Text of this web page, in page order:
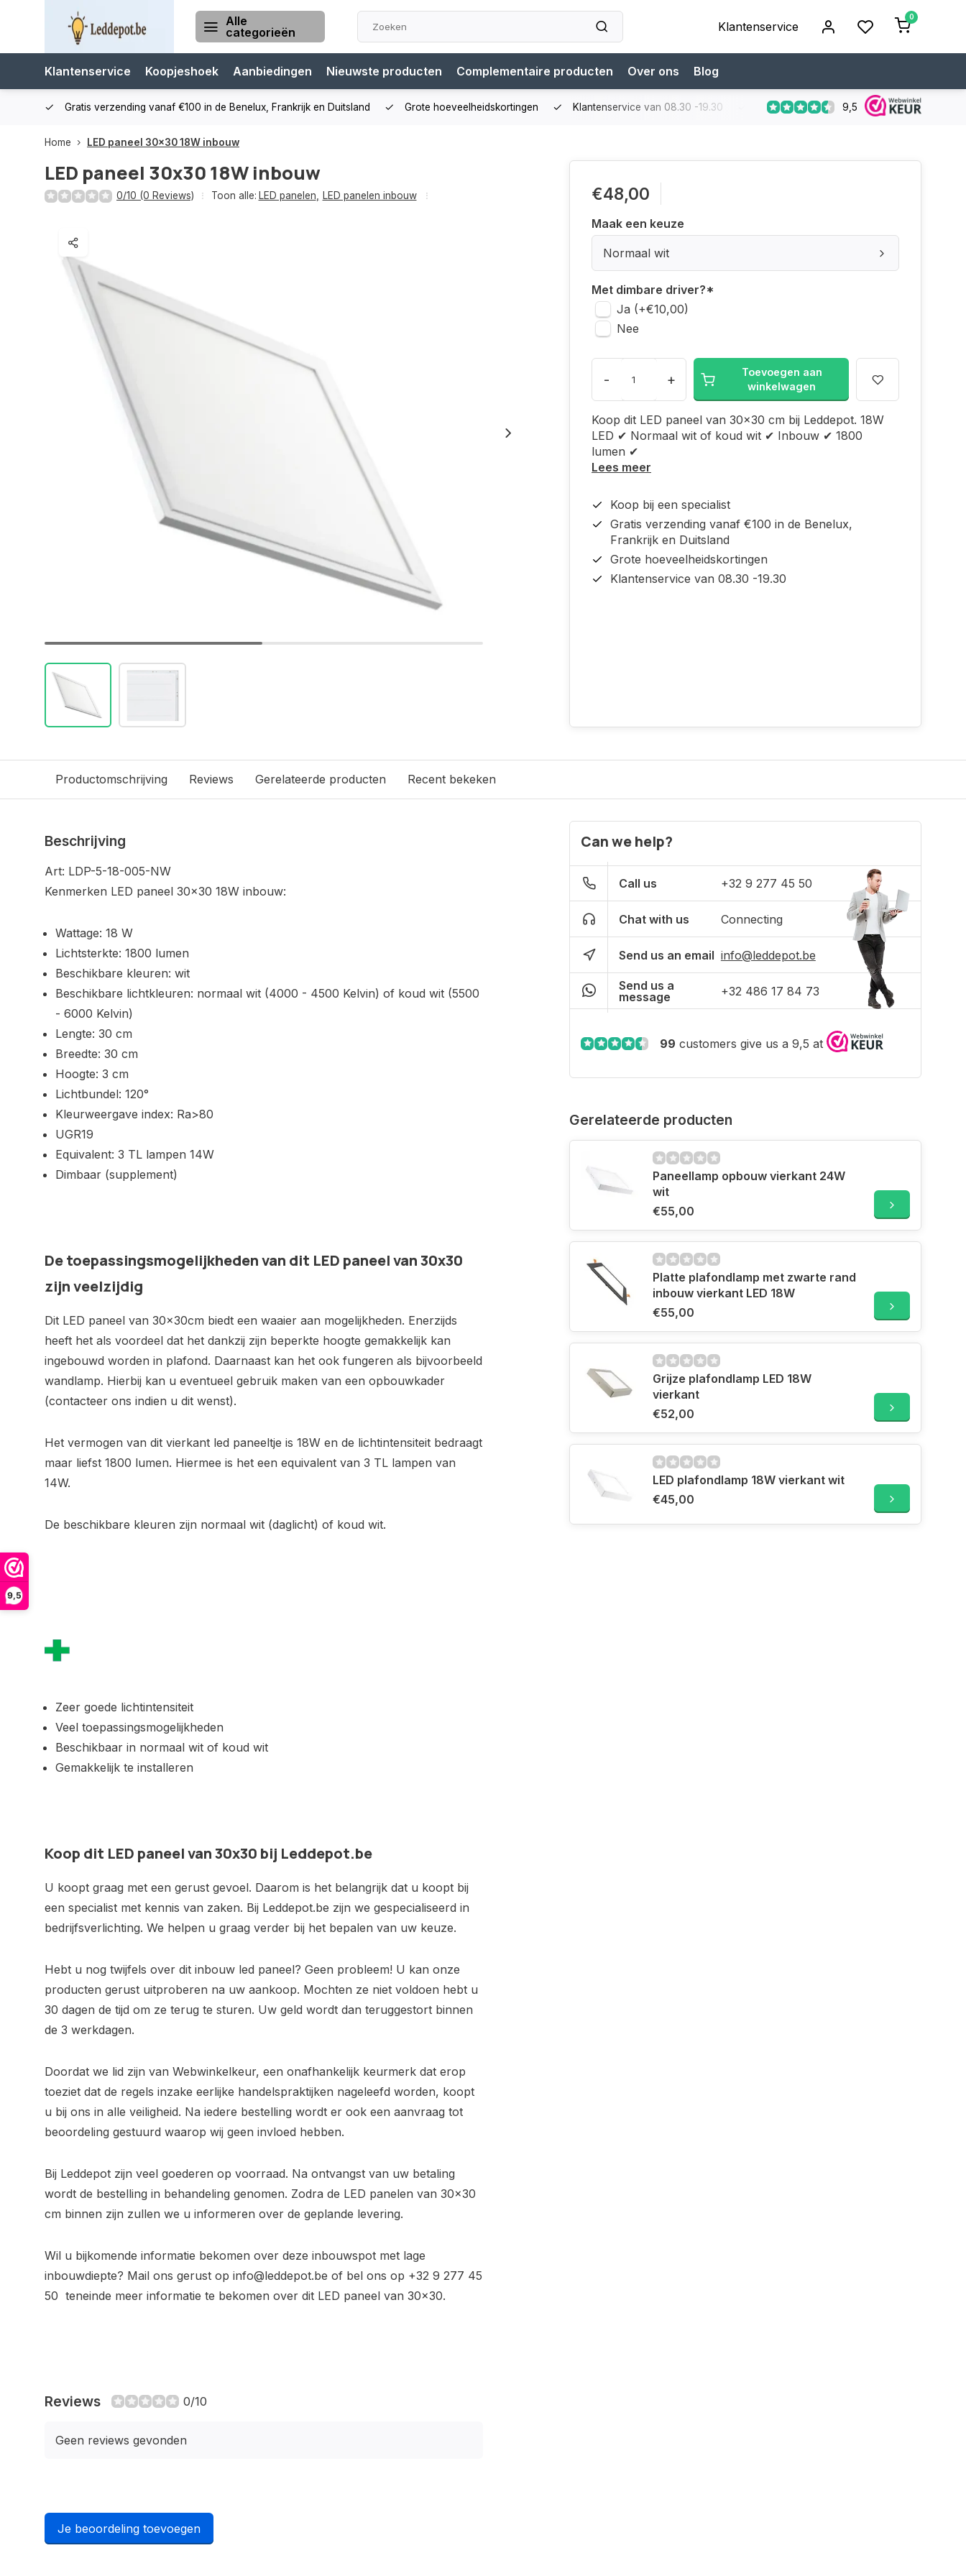
9,5
Alle
categorieën
Klantenservice
0
Klantenservice Koopjeshoek Aanbiedingen Nieuwste producten Complementaire producten Over ons Blog
Gratis verzending vanaf €100 in de Benelux, Frankrijk en Duitsland Grote hoeveelheidskortingen Klantenservice van 08.30 -19.30 Koop bij een specialist Gratis
9,5
Home LED paneel 30x30 18W inbouw
LED paneel 30x30 18W inbouw
0/10 (0 Reviews) Toon alle: LED panelen LED panelen inbouw €48,00
Maak een keuze
Normaal wit
Met dimbare driver?*
Ja (+€10,00)
Nee
- +
Toevoegen aan
winkelwagen
Koop dit LED paneel van 30x30 cm bij Leddepot. 18W
LED ✔ Normaal wit of koud wit ✔ Inbouw ✔ 1800
lumen ✔
Lees meer
Koop bij een specialist
Gratis verzending vanaf €100 in de Benelux,
Frankrijk en Duitsland
Grote hoeveelheidskortingen
Klantenservice van 08.30 -19.30
Productomschrijving Reviews Gerelateerde producten Recent bekeken
Beschrijving
Art: LDP-5-18-005-NW
Kenmerken LED paneel 30x30 18W inbouw:
Wattage: 18 W
Lichtsterkte: 1800 lumen
Beschikbare kleuren: wit
Beschikbare lichtkleuren: normaal wit (4000 - 4500 Kelvin) of koud wit (5500
- 6000 Kelvin)
Lengte: 30 cm
Breedte: 30 cm
Hoogte: 3 cm
Lichtbundel: 120°
Kleurweergave index: Ra>80
UGR19
Equivalent: 3 TL lampen 14W
Dimbaar (supplement)
De toepassingsmogelijkheden van dit LED paneel van 30x30
zijn veelzijdig
Dit LED paneel van 30x30cm biedt een waaier aan mogelijkheden. Enerzijds
heeft het als voordeel dat het dankzij zijn beperkte hoogte gemakkelijk kan
ingebouwd worden in plafond. Daarnaast kan het ook fungeren als bijvoorbeeld
wandlamp. Hierbij kan u eventueel gebruik maken van een opbouwkader
(contacteer ons indien u dit wenst).
Het vermogen van dit vierkant led paneeltje is 18W en de lichtintensiteit bedraagt
maar liefst 1800 lumen. Hiermee is het een equivalent van 3 TL lampen van
14W.
De beschikbare kleuren zijn normaal wit (daglicht) of koud wit.
Zeer goede lichtintensiteit
Veel toepassingsmogelijkheden
Beschikbaar in normaal wit of koud wit
Gemakkelijk te installeren
Koop dit LED paneel van 30x30 bij Leddepot.be
U koopt graag met een gerust gevoel. Daarom is het belangrijk dat u koopt bij
een specialist met kennis van zaken. Bij Leddepot.be zijn we gespecialiseerd in
bedrijfsverlichting. We helpen u graag verder bij het bepalen van uw keuze.
Hebt u nog twijfels over dit inbouw led paneel? Geen probleem! U kan onze
producten gerust uitproberen na uw aankoop. Mochten ze niet voldoen hebt u
30 dagen de tijd om ze terug te sturen. Uw geld wordt dan teruggestort binnen
de 3 werkdagen.
Doordat we lid zijn van Webwinkelkeur, een onafhankelijk keurmerk dat erop
toeziet dat de regels inzake eerlijke handelspraktijken nageleefd worden, koopt
u bij ons in alle veiligheid. Na iedere bestelling wordt er ook een aanvraag tot
beoordeling gestuurd waarop wij geen invloed hebben.
Bij Leddepot zijn veel goederen op voorraad. Na ontvangst van uw betaling
wordt de bestelling in behandeling genomen. Zodra de LED panelen van 30x30
cm binnen zijn zullen we u informeren over de geplande levering.
Wil u bijkomende informatie bekomen over deze inbouwspot met lage
inbouwdiepte? Mail ons gerust op info@leddepot.be of bel ons op +32 9 277 45
50 teneinde meer informatie te bekomen over dit LED paneel van 30x30.
Reviews 0/10
Geen reviews gevonden
Je beoordeling toevoegen
Can we help?
Call us +32 9 277 45 50
Chat with us Connecting
Send us an email info@leddepot.be
Send us a
message
+32 486 17 84 73
99 customers give us a 9,5 at
Gerelateerde producten
Paneellamp opbouw vierkant 24W
wit
€55,00
Platte plafondlamp met zwarte rand
inbouw vierkant LED 18W
€55,00
Grijze plafondlamp LED 18W
vierkant
€52,00
LED plafondlamp 18W vierkant wit
€45,00